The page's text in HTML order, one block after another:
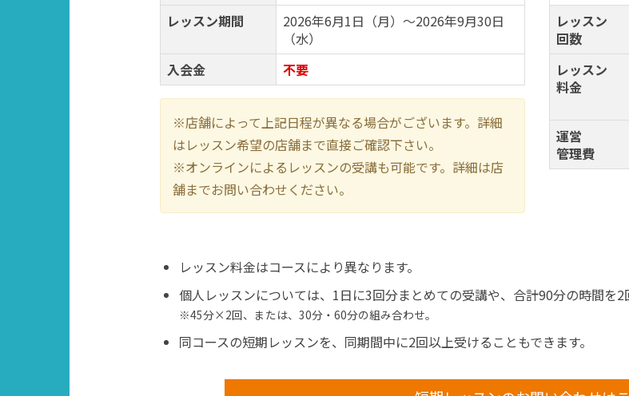
レッスン期間
2026年6月1日（月）～2026年9月30日
（水）
入会金
不要
※店舗によって上記日程が異なる場合がございます。詳細
はレッスン希望の店舗まで直接ご確認下さい。
※オンラインによるレッスンの受講も可能です。詳細は店
舗までお問い合わせください。
レッスン
回数
レッスン
料金
運営
管理費
レッスン料金はコースにより異なります。
個人レッスンについては、1日に3回分まとめての受講や、合計90分の時間を
※45分×2回、または、30分・60分の組み合わせ。
同コースの短期レッスンを、同期間中に2回以上受けることもできます。